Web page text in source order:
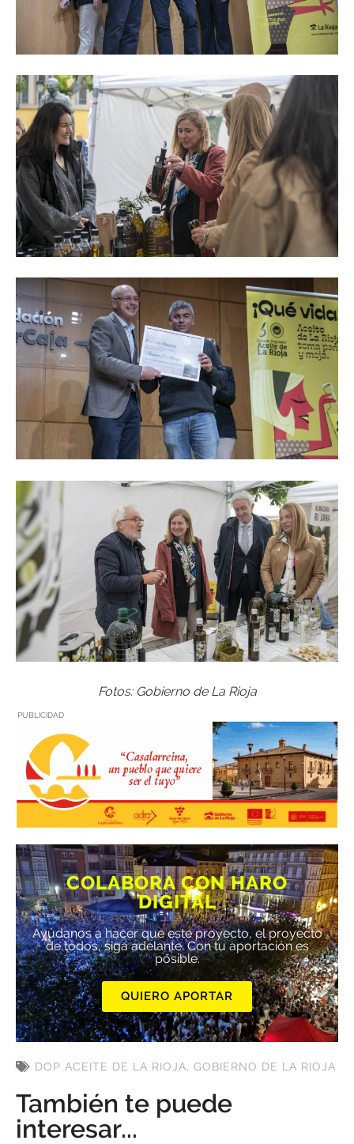
Fotos: Gobierno de La Rioja
PUBLICIDAD
COLABORA CON HARO
DIGITAL
Ayúdanos a hacer que este proyecto, el proyecto
de todos, siga adelante. Con tu aportación es
posible.
QUIERO APORTAR
DOP ACEITE DE LA RIOJA, GOBIERNO DE LA RIOJA
También te puede
interesar...